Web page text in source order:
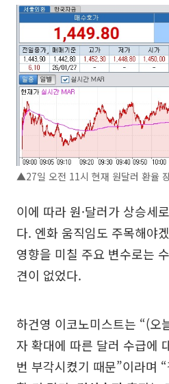
▲27일 오전 11시 현재 원달러 환율
이에 따라 원·달러가 상승세
다. 엔화 움직임도 주목해야
영향을 미칠 주요 변수로는
견이 없었다.
하건영 이코노미스트는 “(오
자 확대에 따른 달러 수급에
번 부각시켰기 때문”이라며